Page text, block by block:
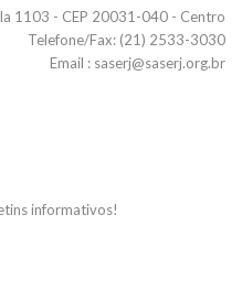
1103 - CEP 20031-040 - Centro
Telefone/Fax: (21) 2533-3030
Email : saserj@saserj.org.br
informativos!